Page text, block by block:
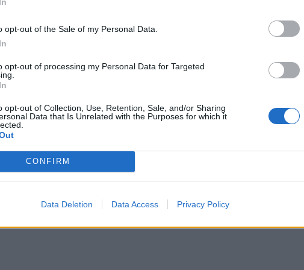
opt-out of the Sale of my Personal Data.
opt-out of processing my Personal Data for Targeted
opt-out of Collection, Use, Retention, Sale, and/or Sharing
Data that Is Unrelated with the Purposes for which it
CONFIRM
Data Deletion Data Access Privacy Policy
Πώς να
τους
για την
κληρονομιά των
σας
μικρομεσαίων
εμπιστοσύνη αλλά
ανησυχία για την ΤΝ